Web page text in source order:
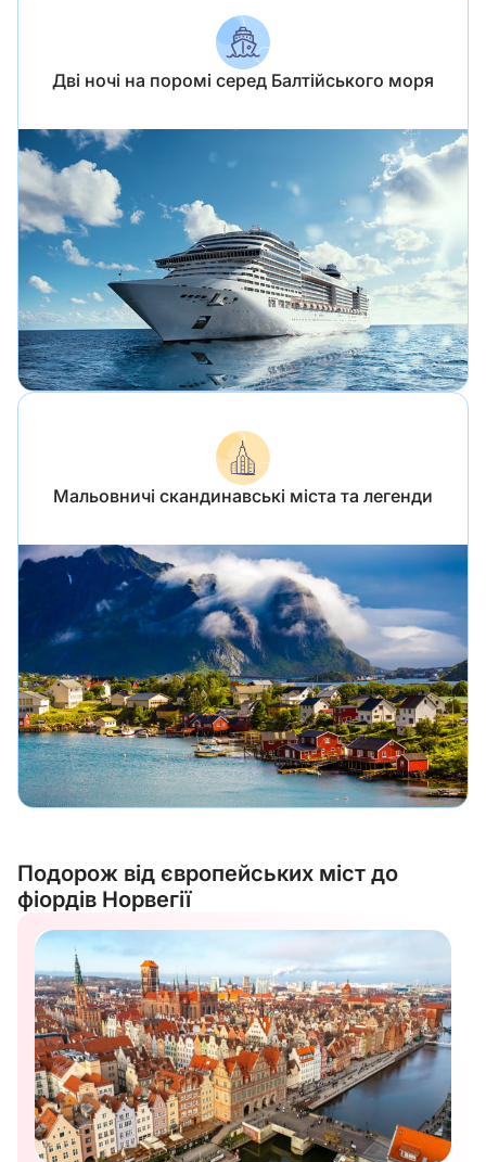
Дві ночі на поромі серед Балтійського моря
Мальовничі скандинавські міста та легенди
Подорож від європейських міст до
фіордів Норвегії